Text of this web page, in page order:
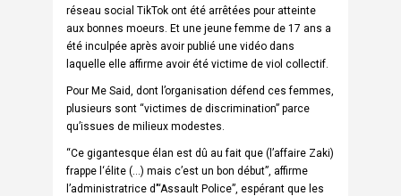
réseau social TikTok ont été arrêtées pour atteinte
aux bonnes moeurs. Et une jeune femme de 17 ans a
été inculpée après avoir publié une vidéo dans
laquelle elle affirme avoir été victime de viol collectif.
Pour Me Said, dont l’organisation défend ces femmes,
plusieurs sont “victimes de discrimination” parce
qu’issues de milieux modestes.
“Ce gigantesque élan est dû au fait que (l’affaire Zaki)
frappe l‘élite (…) mais c’est un bon début”, affirme
l’administratrice d’“Assault Police”, espérant que les